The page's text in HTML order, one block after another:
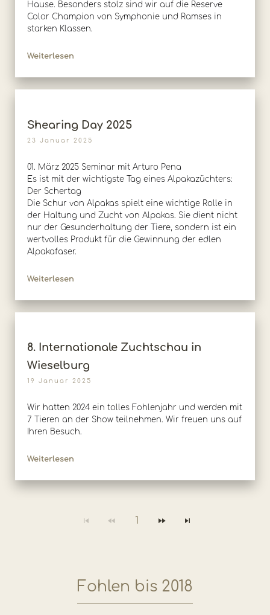
Hause. Besonders stolz sind wir auf die Reserve
Color Champion von Symphonie und Ramses in
starken Klassen.
Weiterlesen
Shearing Day 2025
23 Januar 2025
01. März 2025 Seminar mit Arturo Pena
Es ist mit der wichtigste Tag eines Alpakazüchters:
Der Schertag
Die Schur von Alpakas spielt eine wichtige Rolle in
der Haltung und Zucht von Alpakas. Sie dient nicht
nur der Gesunderhaltung der Tiere, sondern ist ein
wertvolles Produkt für die Gewinnung der edlen
Alpakafaser.
Weiterlesen
8. Internationale Zuchtschau in
Wieselburg
19 Januar 2025
Wir hatten 2024 ein tolles Fohlenjahr und werden mit
7 Tieren an der Show teilnehmen. Wir freuen uns auf
Ihren Besuch.
Weiterlesen
1
Fohlen bis 2018